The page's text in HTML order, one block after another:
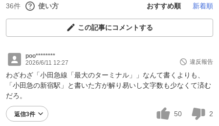
36件 使い方 おすすめ順 新着順
この記事にコメントする
poo********
2026/6/11 12:27
違反報告
わざわざ「小田急線「最大のターミナル」」なんて書くよりも、
「小田急の新宿駅」と書いた方が解り易いし文字数も少なくて済む
だろ。
返信3件 50 2